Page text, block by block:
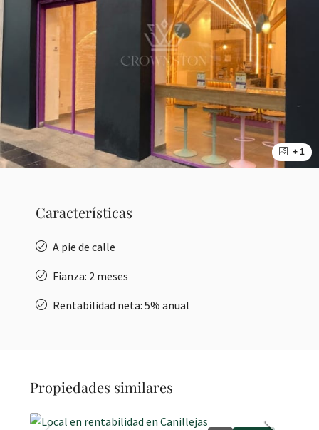
+ 1
Características
A pie de calle
Fianza: 2 meses
Rentabilidad neta: 5% anual
Propiedades similares